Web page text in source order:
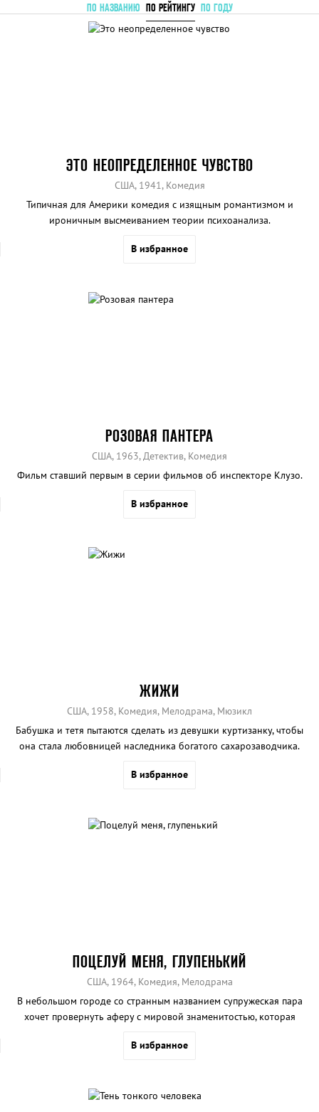
ПО НАЗВАНИЮ ПО РЕЙТИНГУ ПО ГОДУ
ЭТО НЕОПРЕДЕЛЕННОЕ ЧУВСТВО
США, 1941, Комедия
Типичная для Америки комедия с изящным романтизмом и
ироничным высмеиванием теории психоанализа.
В избранное
РОЗОВАЯ ПАНТЕРА
США, 1963, Детектив, Комедия
Фильм ставший первым в серии фильмов об инспекторе Клузо.
В избранное
ЖИЖИ
США, 1958, Комедия, Мелодрама, Мюзикл
Бабушка и тетя пытаются сделать из девушки куртизанку, чтобы
она стала любовницей наследника богатого сахарозаводчика.
В избранное
ПОЦЕЛУЙ МЕНЯ, ГЛУПЕНЬКИЙ
США, 1964, Комедия, Мелодрама
В небольшом городе со странным названием супружеская пара
хочет провернуть аферу с мировой знаменитостью, которая
В избранное